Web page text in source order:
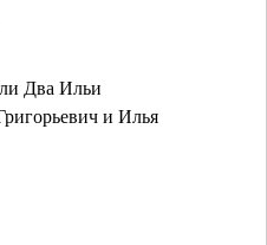
Два Ильи
и Илья